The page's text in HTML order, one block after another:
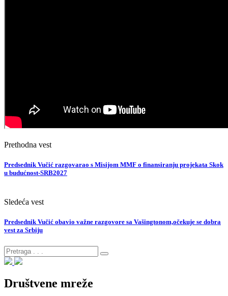
Prethodna vest
Predsednik Vučić razgovarao s Misijom MMF o finansiranju projekata Skok
u budućnost-SRB2027
Sledeća vest
Predsednik Vučić obavio važne razgovore sa Vašingtonom,očekuje se dobra
vest za Srbiju
Društvene mreže